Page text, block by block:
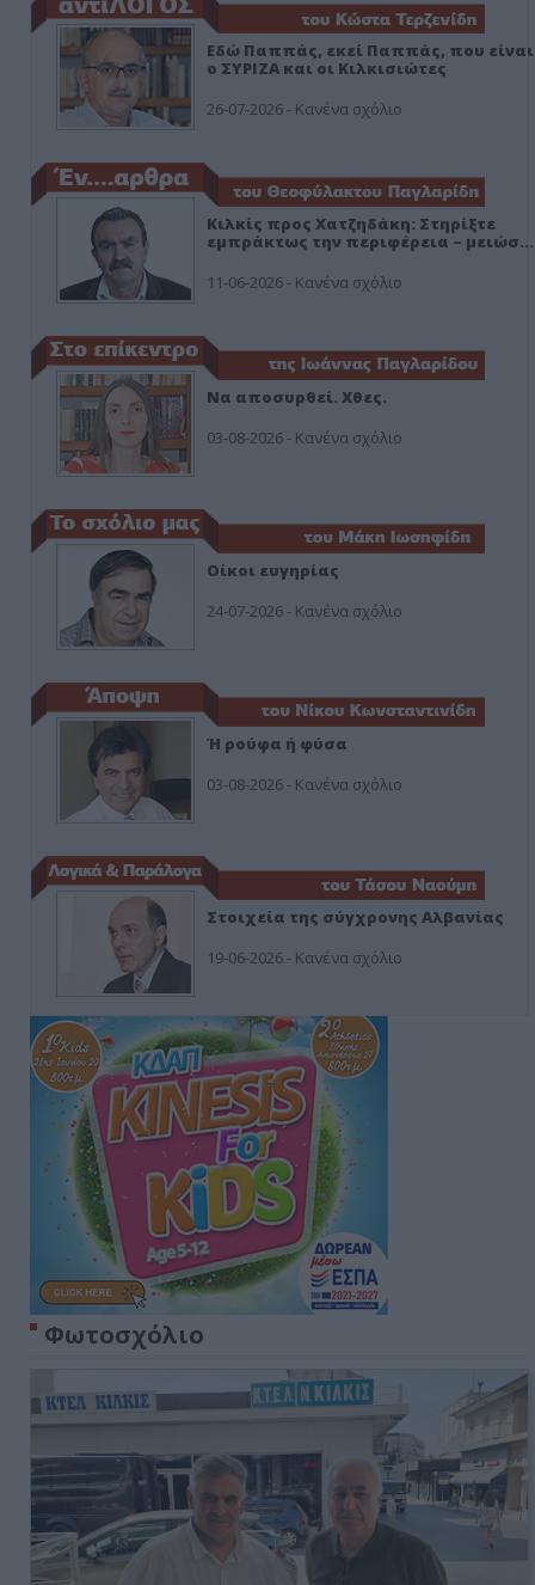
Εδώ Παππάς, εκεί Παππάς, που είναι
ο ΣΥΡΙΖΑ και οι Κιλκισιώτες
26-07-2026 - Κανένα σχόλιο
Κιλκίς προς Χατζηδάκη: Στηρίξτε
εμπράκτως την περιφέρεια – μειώσ…
11-06-2026 - Κανένα σχόλιο
Να αποσυρθεί. Χθες.
03-08-2026 - Κανένα σχόλιο
Οίκοι ευγηρίας
24-07-2026 - Κανένα σχόλιο
Ή ρούφα ή φύσα
03-08-2026 - Κανένα σχόλιο
Στοιχεία της σύγχρονης Αλβανίας
19-06-2026 - Κανένα σχόλιο
Φωτοσχόλιο